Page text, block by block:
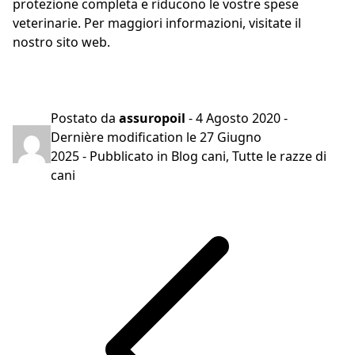
protezione completa e riducono le vostre spese
veterinarie. Per maggiori informazioni, visitate il
nostro sito web.
Postato da assuropoil -4 Agosto 2020-
Dernière modification le27 Giugno
2025- Pubblicato in Blog cani, Tutte le razze di
cani